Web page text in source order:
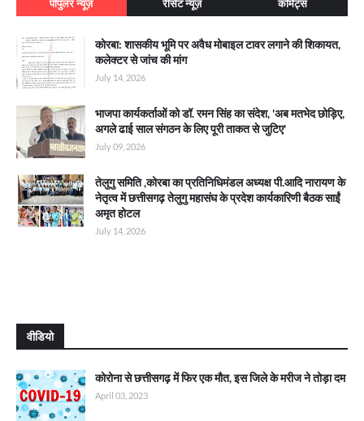
पॉपुलर न्यूज़ रीसेंट न्यूज़ कॉमेंट्स
कोरबा: शासकीय भूमि पर अवैध मोबाइल टावर लगाने की शिकायत,
कलेक्टर से जांच की मांग
July 14, 2026
भाजपा कार्यकर्ताओं को डॉ. रमन सिंह का संदेश, 'अब मतभेद छोड़िए,
अगले ढाई साल संगठन के लिए पूरी ताकत से जुटिए'
July 09, 2026
तेलुगु समिति ,कोरबा का प्रतिनिधिमंडल अध्यक्ष पी.आदि नारायण के
नेतृत्व में छत्तीसगढ़ तेलुगु महासंघ के प्रदेश कार्यकारिणी बैठक साईं
अमृत होटल
July 14, 2026
वीडियो
कोरोना से छत्तीसगढ़ में फिर एक मौत, इस जिले के मरीज ने तोड़ा दम
April 03, 2023